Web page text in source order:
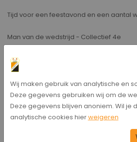
Tijd voor een feestavond en een aantal
Man van de wedstrijd - Collectief 4e
Bericht delen
6 dec
Wij maken gebruik van analytische en
Deze gegevens gebruiken wij om de
Deze gegevens blijven anoniem. Wil je
analytische cookies hierweigeren